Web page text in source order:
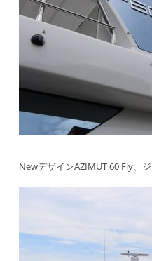
NewデザインAZIMUT 60 Fly、